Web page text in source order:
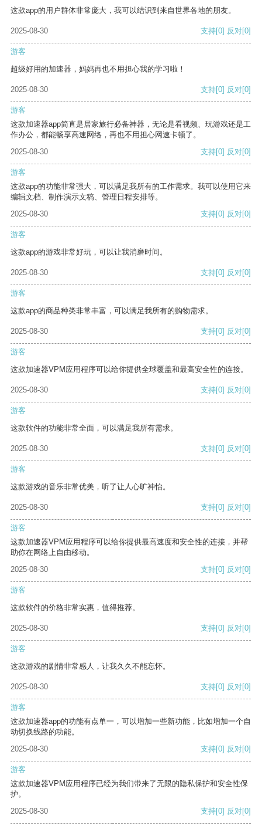
这款app的用户群体非常庞大，我可以结识到来自世界各地的朋友。
2025-08-30 支持[0] 反对[0]
游客
超级好用的加速器，妈妈再也不用担心我的学习啦！
2025-08-30 支持[0] 反对[0]
游客
这款加速器app简直是居家旅行必备神器，无论是看视频、玩游戏还是工
作办公，都能畅享高速网络，再也不用担心网速卡顿了。
2025-08-30
支持[0] 反对[0]
游客
这款app的功能非常强大，可以满足我所有的工作需求。我可以使用它来
编辑文档、制作演示文稿、管理日程安排等。
2025-08-30
支持[0] 反对[0]
游客
这款app的游戏非常好玩，可以让我消磨时间。
2025-08-30 支持[0] 反对[0]
游客
这款app的商品种类非常丰富，可以满足我所有的购物需求。
2025-08-30 支持[0] 反对[0]
游客
这款加速器VPM应用程序可以给你提供全球覆盖和最高安全性的连接。
2025-08-30 支持[0] 反对[0]
游客
这款软件的功能非常全面，可以满足我所有需求。
2025-08-30 支持[0] 反对[0]
游客
这款游戏的音乐非常优美，听了让人心旷神怡。
2025-08-30 支持[0] 反对[0]
游客
这款加速器VPM应用程序可以给你提供最高速度和安全性的连接，并帮
助你在网络上自由移动。
2025-08-30
支持[0] 反对[0]
游客
这款软件的价格非常实惠，值得推荐。
2025-08-30 支持[0] 反对[0]
游客
这款游戏的剧情非常感人，让我久久不能忘怀。
2025-08-30 支持[0] 反对[0]
游客
这款加速器app的功能有点单一，可以增加一些新功能，比如增加一个自
动切换线路的功能。
2025-08-30
支持[0] 反对[0]
游客
这款加速器VPM应用程序已经为我们带来了无限的隐私保护和安全性保
护。
2025-08-30
支持[0] 反对[0]